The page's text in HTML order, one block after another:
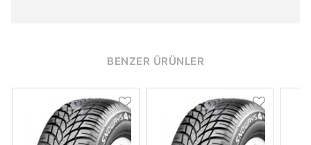
BENZER ÜRÜNLER